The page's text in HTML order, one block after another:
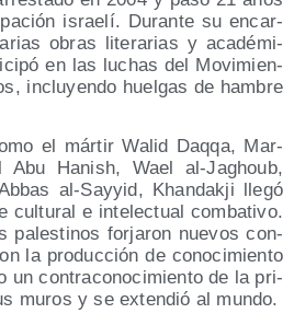
israe­lí. Duran­te su encar­
obras lite­ra­rias y aca­dé­mi­
en las luchas del Movi­mien­
inclu­yen­do huel­gas de ham­bre
el már­tir Walid Daq­qa, Mar­
Abu Hanish, Wael al-Jaghoub,
al-Say­yid, Khan­dak­ji lle­gó
cul­tu­ral e inte­lec­tual com­ba­ti­vo.
pales­ti­nos for­ja­ron nue­vos con­
la pro­duc­ción de cono­ci­mien­to
un con­tra­co­no­ci­mien­to de la pri­
muros y se exten­dió al mundo.